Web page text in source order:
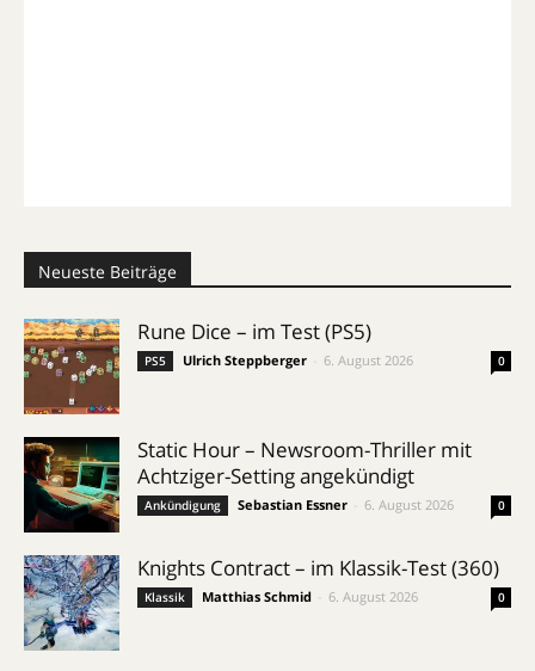
Neueste Beiträge
Rune Dice – im Test (PS5)
PS5 Ulrich Steppberger 6. August 2026 0
Static Hour – Newsroom-Thriller mit
Achtziger-Setting angekündigt
Ankündigung Sebastian Essner 6. August 2026 0
Knights Contract – im Klassik-Test (360)
Klassik Matthias Schmid 6. August 2026 0